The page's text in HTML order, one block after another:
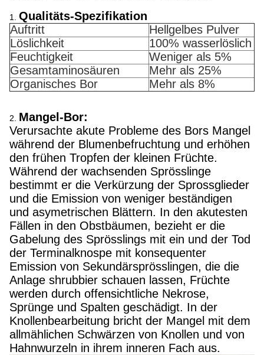
1. Qualitäts-Spezifikation
Auftritt
Hellgelbes Pulver
Löslichkeit
100% wasserlöslich
Feuchtigkeit
Weniger als 5%
Gesamtaminosäuren
Mehr als 25%
Organisches Bor
Mehr als 8%
2. Mangel-Bor:
Verursachte akute Probleme des Bors Mangel
während der Blumenbefruchtung und erhöhen
den frühen Tropfen der kleinen Früchte.
Während der wachsenden Sprösslinge
bestimmt er die Verkürzung der Sprossglieder
und die Emission von weniger beständigen
und asymetrischen Blättern. In den akutesten
Fällen in den Obstbäumen, bezieht er die
Gabelung des Sprösslings mit ein und der Tod
der Terminalknospe mit konsequenter
Emission von Sekundärsprösslingen, die die
Anlage shrubbier schauen lassen, Früchte
werden durch offensichtliche Nekrose,
Sprünge und Spalten geschädigt. In der
Knollenbearbeitung bricht der Mangel mit dem
allmählichen Schwärzen von Knollen und von
Hahnwurzeln in ihrem inneren Fach aus.